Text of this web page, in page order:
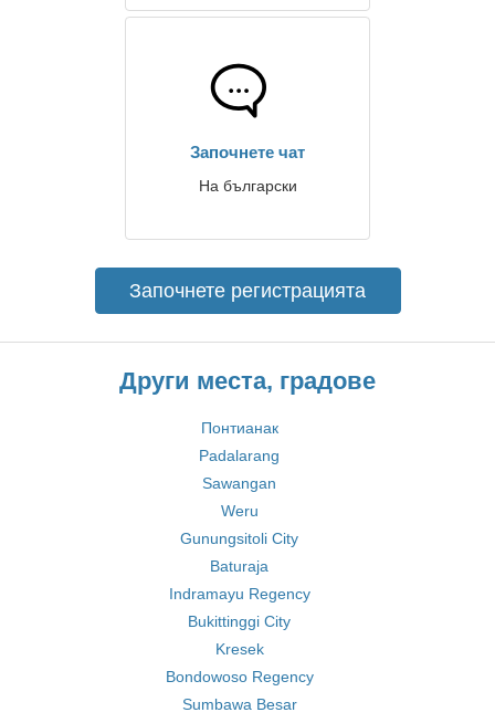
Започнете чат
На български
Започнете регистрацията
Други места, градове
Понтианак
Padalarang
Sawangan
Weru
Gunungsitoli City
Baturaja
Indramayu Regency
Bukittinggi City
Kresek
Bondowoso Regency
Sumbawa Besar